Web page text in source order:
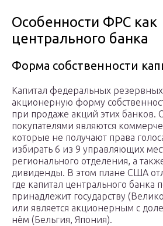
Особенности ФРС как
центрального банка
Форма собственности
Капитал федеральных
акционерную форму
при продаже акций этих банков.
покупателями являются
которые не получают права
избирать 6 из 9 управляющих
регионального отделения, а
дивиденды. В этом плане США
где капитал центрального банка
принадлежит государству
или является акционерным с
нём (Бельгия, Япония).